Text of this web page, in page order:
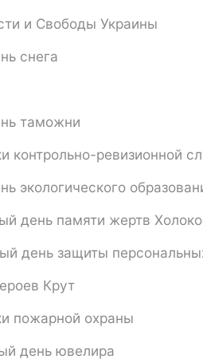
и Свободы Украины
снега
таможни
контрольно-ревизионной
экологического
день памяти жертв
день защиты
Крут
пожарной охраны
день ювелира